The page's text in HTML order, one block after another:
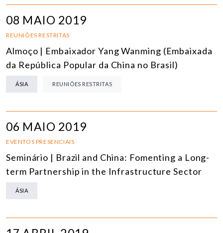
08 MAIO 2019
REUNIÕES RESTRITAS
Almoço | Embaixador Yang Wanming (Embaixada
da República Popular da China no Brasil)
ÁSIA REUNIÕES RESTRITAS
06 MAIO 2019
EVENTOS PRESENCIAIS
Seminário | Brazil and China: Fomenting a Long-
term Partnership in the Infrastructure Sector
ÁSIA